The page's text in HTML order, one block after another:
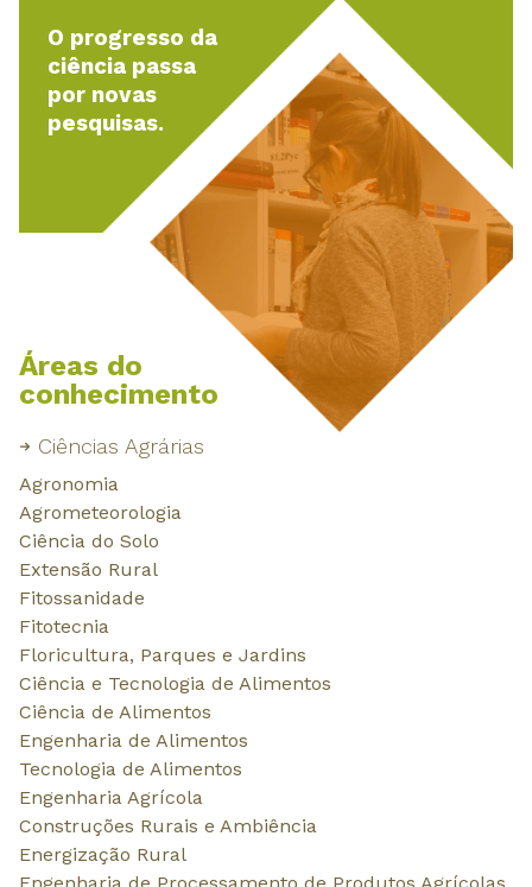
O progresso da
ciência passa
por novas
pesquisas.
Áreas do
conhecimento
Ciências Agrárias
Ciências Biológicas
Ciências Exatas e da Terra
Ciências Humanas
Ciências Sociais Aplicadas
Ciências da Saúde
Engenharias
Linguística, Letras e Artes
Outras Áreas